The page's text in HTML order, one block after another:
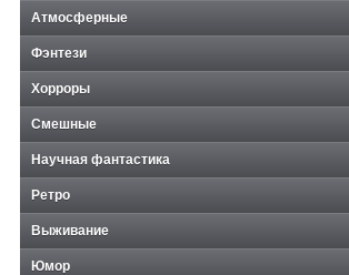
Атмосферные
Фэнтези
Хорроры
Смешные
Научная фантастика
Ретро
Выживание
Юмор